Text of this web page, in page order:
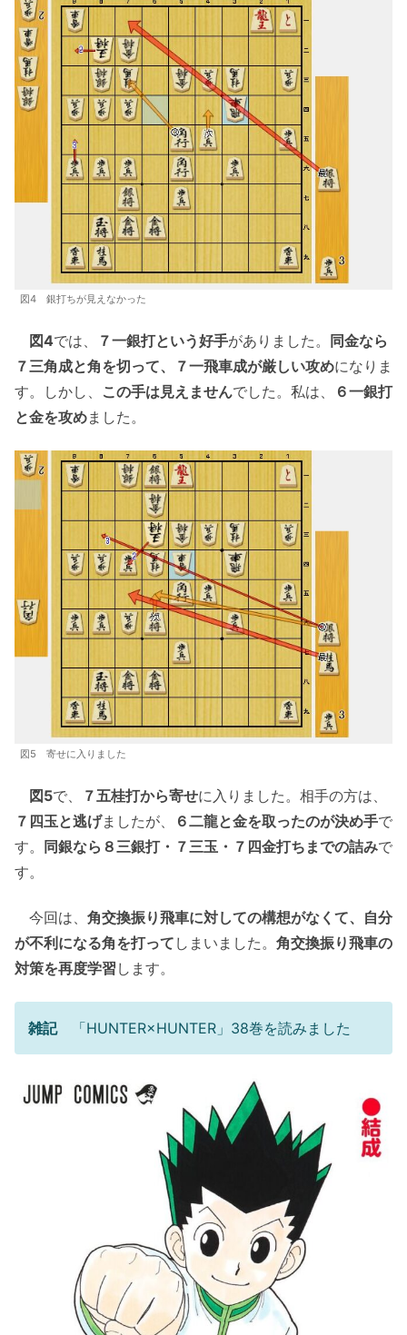
図4 銀打ちが見えなかった
図4では、 ７一銀打という好手がありました。
同金なら
７三角成と角を切って、７一飛車成が厳しい攻めになりま
す。しかし、 この手は見えませんでした。私は、
６一銀打
と金を攻めました。
図5 寄せに入りました
図5で、 ７五桂打から寄せに入りました。相手の方は、
７四玉と逃げましたが、 ６二龍と金を取ったのが決め手で
す。 同銀なら８三銀打・７三玉・７四金打ちまでの詰みで
す。
今回は、 角交換振り飛車に対しての構想がなくて、自分
が不利になる角を打って しまいました。 角交換振り飛車の
対策を再度学習 します。
雑記「HUNTER×HUNTER」38巻を読みました